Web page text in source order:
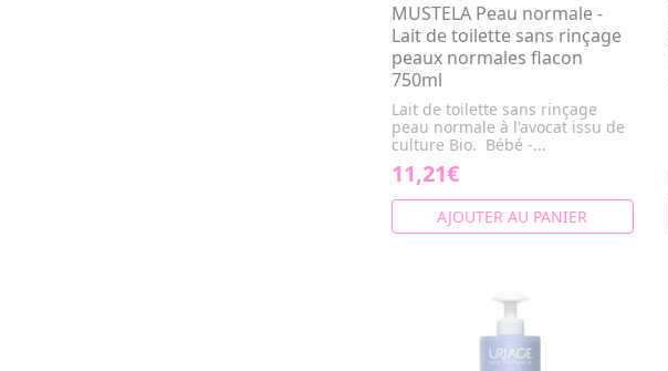
MUSTELA Peau normale -
Lait de toilette sans rinçage
peaux normales flacon
750ml
Lait de toilette sans rinçage
peau normale à l'avocat issu de
culture Bio. Bébé -...
11,21€
AJOUTER AU PANIER